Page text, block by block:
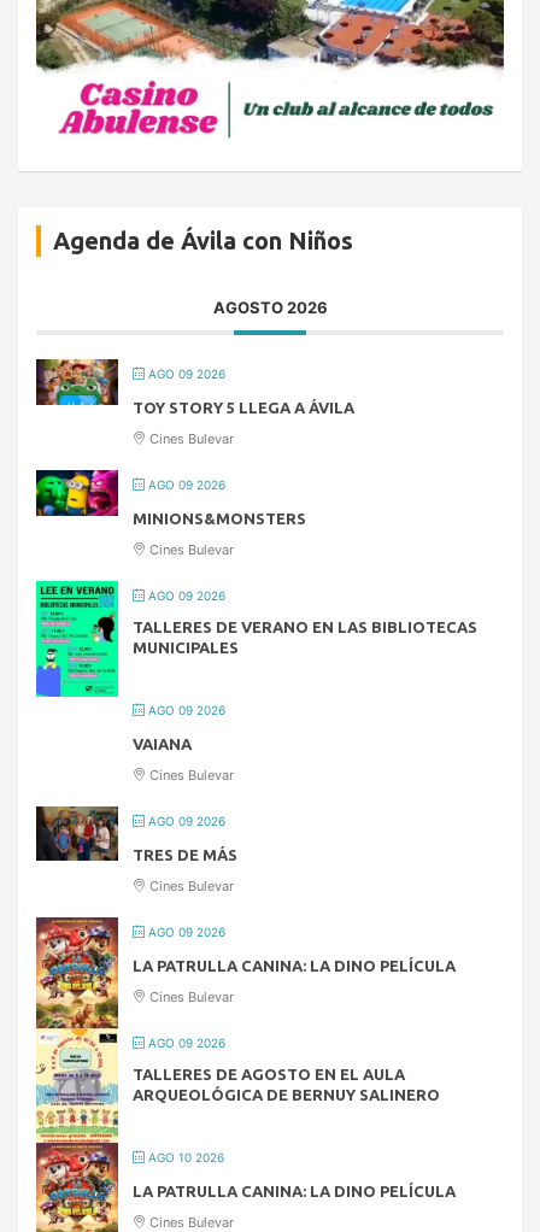
Agenda de Ávila con Niños
AGOSTO 2026
AGO 09 2026
TOY STORY 5 LLEGA A ÁVILA
Cines Bulevar
AGO 09 2026
MINIONS&MONSTERS
Cines Bulevar
AGO 09 2026
TALLERES DE VERANO EN LAS BIBLIOTECAS
MUNICIPALES
AGO 09 2026
VAIANA
Cines Bulevar
AGO 09 2026
TRES DE MÁS
Cines Bulevar
AGO 09 2026
LA PATRULLA CANINA: LA DINO PELÍCULA
Cines Bulevar
AGO 09 2026
TALLERES DE AGOSTO EN EL AULA
ARQUEOLÓGICA DE BERNUY SALINERO
AGO 10 2026
LA PATRULLA CANINA: LA DINO PELÍCULA
Cines Bulevar